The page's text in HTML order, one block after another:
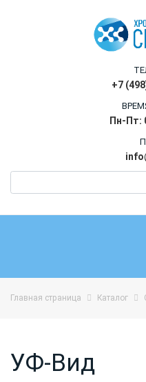
+7
Пн-Пт:
Главная страница Каталог
УФ-Вид